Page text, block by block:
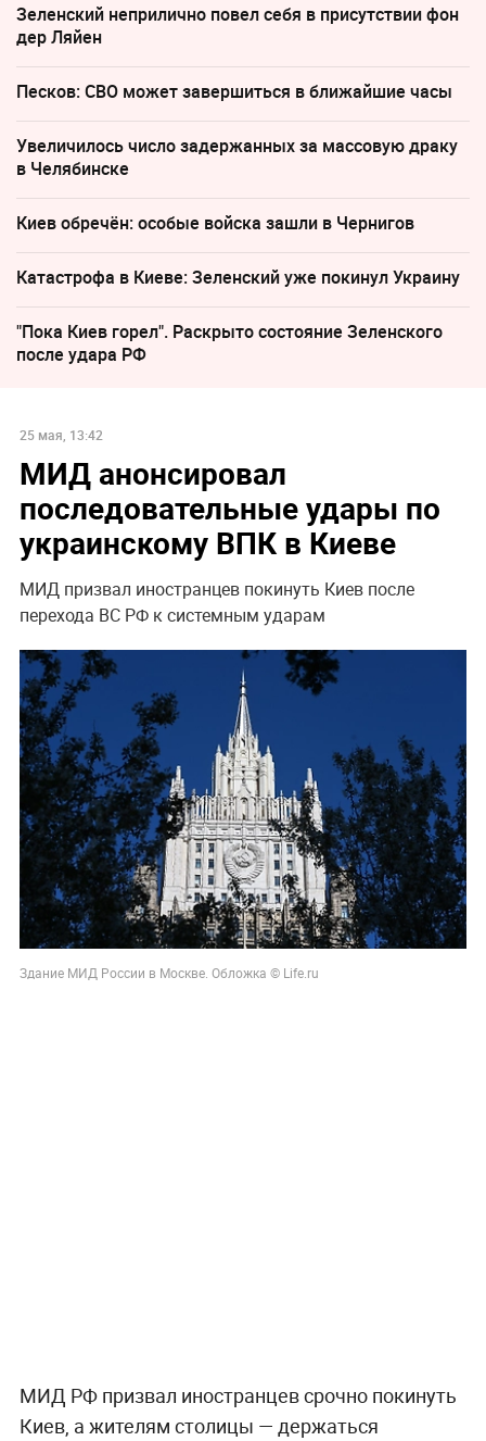
Зеленский неприлично повел cебя в присутствии фон
дер Ляйен
Песков: СВО может завершиться в ближайшие часы
Увеличилось число задержанных за массовую драку
в Челябинске
Киев обречён: особые войска зашли в Чернигов
Катастрофа в Киеве: Зеленский уже покинул Украину
"Пока Киев горел". Раскрыто состояние Зеленского
после удара РФ
25 мая, 13:42
МИД анонсировал
последовательные удары по
украинскому ВПК в Киеве
МИД призвал иностранцев покинуть Киев после
перехода ВС РФ к системным ударам
Здание МИД России в Москве. Обложка © Life.ru
МИД РФ призвал иностранцев срочно покинуть
Киев, а жителям столицы — держаться